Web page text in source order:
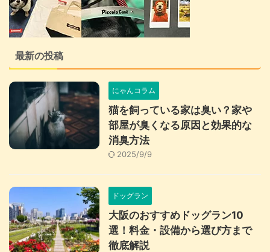
最新の投稿
にゃんコラム
猫を飼っている家は臭い？家や
部屋が臭くなる原因と効果的な
消臭方法
2025/9/9
ドッグラン
大阪のおすすめドッグラン10
選！料金・設備から選び方まで
徹底解説